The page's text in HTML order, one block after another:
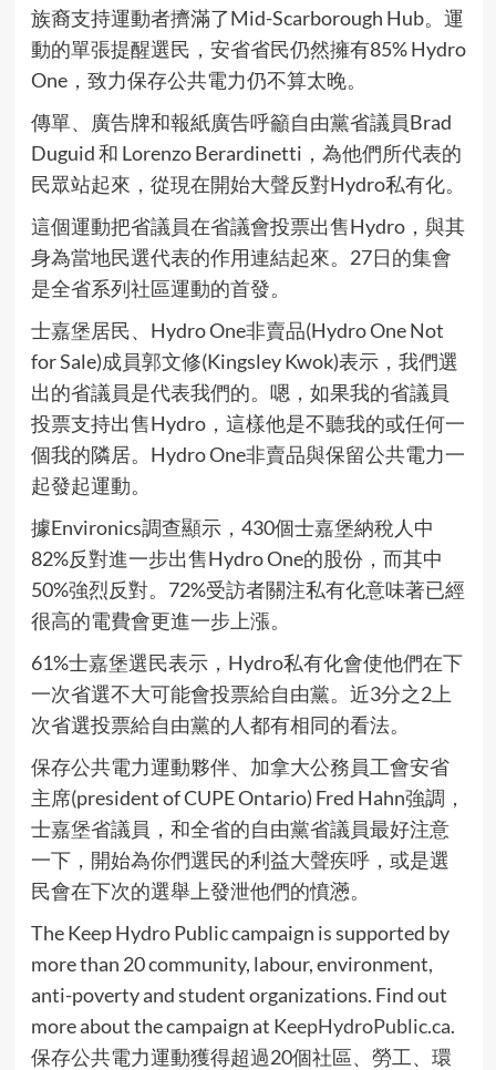
族裔支持運動者擠滿了Mid-Scarborough Hub。運
動的單張提醒選民，安省省民仍然擁有85% Hydro
One，致力保存公共電力仍不算太晚。
傳單、廣告牌和報紙廣告呼籲自由黨省議員Brad
Duguid 和 Lorenzo Berardinetti，為他們所代表的
民眾站起來，從現在開始大聲反對Hydro私有化。
這個運動把省議員在省議會投票出售Hydro，與其
身為當地民選代表的作用連結起來。27日的集會
是全省系列社區運動的首發。
士嘉堡居民、Hydro One非賣品(Hydro One Not
for Sale)成員郭文修(Kingsley Kwok)表示，我們選
出的省議員是代表我們的。嗯，如果我的省議員
投票支持出售Hydro，這樣他是不聽我的或任何一
個我的隣居。Hydro One非賣品與保留公共電力一
起發起運動。
據Environics調查顯示，430個士嘉堡納稅人中
82%反對進一步出售Hydro One的股份，而其中
50%強烈反對。72%受訪者關注私有化意味著已經
很高的電費會更進一步上漲。
61%士嘉堡選民表示，Hydro私有化會使他們在下
一次省選不大可能會投票給自由黨。近3分之2上
次省選投票給自由黨的人都有相同的看法。
保存公共電力運動夥伴、加拿大公務員工會安省
主席(president of CUPE Ontario) Fred Hahn強調，
士嘉堡省議員，和全省的自由黨省議員最好注意
一下，開始為你們選民的利益大聲疾呼，或是選
民會在下次的選舉上發泄他們的憤懣。
The Keep Hydro Public campaign is supported by
more than 20 community, labour, environment,
anti-poverty and student organizations. Find out
more about the campaign at KeepHydroPublic.ca.
保存公共電力運動獲得超過20個社區、勞工、環